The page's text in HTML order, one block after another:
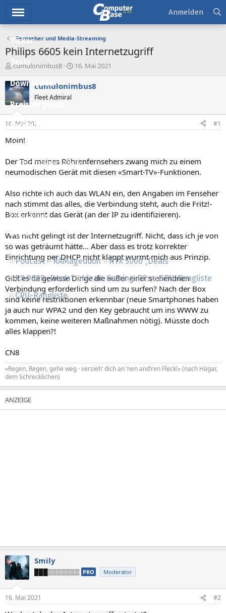
Ticker
Downloads
Preisvergleich
Forum
Aktuelles
Empfohlene Inhalte
Neueste Aktivitäten
Leserartikel
Regeln
Podcast RAMageddon
RTX 5000 „Deals“
RX 9000 „Deals“
Ideale Gaming-PCs
GPU-Rangliste
CPU-Rangliste
Anmelden
Fernseher und Media-Streaming
Philips 6605 kein Internetzugriff
E
s
t
e
e
r
cumulonimbus8
E
s
t
16. Mai 2021
cumulonimbus8
Fleet Admiral
16. Mai 2021 #1
Moin!
Der Tod meines Röhrenfernsehers zwang mich zu einem
neumodischen Gerät mit diesen «Smart-TV»-Funktionen.
Also richte ich auch das WLAN ein, den Angaben im Fenseher
nach stimmt das alles, die Verbindung steht, auch die Fritz!-
Box erkennt das Gerät (an der IP zu identifizieren).
Was nicht gelingt ist der Internetzugriff. Nicht, dass ich je von
so was geträumt hätte… Aber dass es trotz korrekter
Einrichtung per DHCP nicht klappt wurmt mich aus Prinzip.
Gibt es da gewisse Dinge die außer einer stehendnen
Verbindung erforderlich sind um zu surfen? Nach der Box
sind keine restriktionen erkennbar (neue Smartphones haben
ja auch nur WPA2 und den Key gebraucht um ins WWW zu
kommen, keine weiteren Maßnahmen nötig). Müsste doch
alles klappen?!
CN8
»Regen, Regen, gehe weg · verzieh’ dich an ’nen and’ren Fleck!« (nach Hägar,
dem Schrecklichen)
Smily
███▒▒▒▒▒▒▒ PRO Moderator
16. Mai 2021 #2